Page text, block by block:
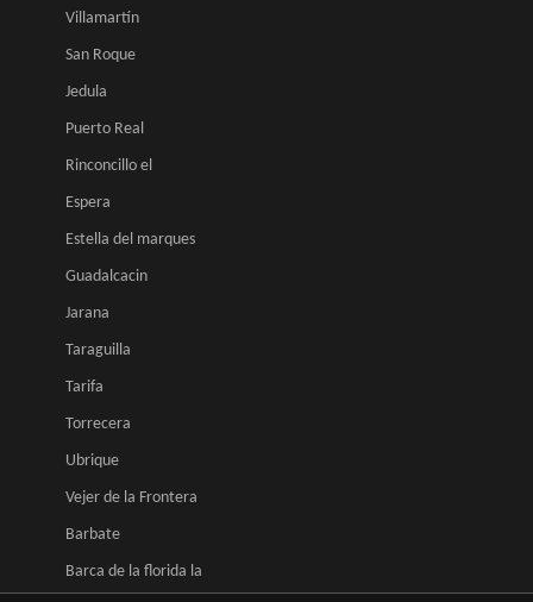
Villamartín
San Roque
Jedula
Puerto Real
Rinconcillo el
Espera
Estella del marques
Guadalcacin
Jarana
Taraguilla
Tarifa
Torrecera
Ubrique
Vejer de la Frontera
Barbate
Barca de la florida la